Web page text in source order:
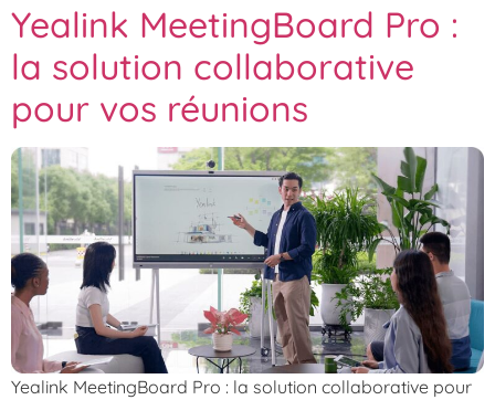
Yealink MeetingBoard Pro :
la solution collaborative
pour vos réunions
Yealink MeetingBoard Pro : la solution collaborative pour